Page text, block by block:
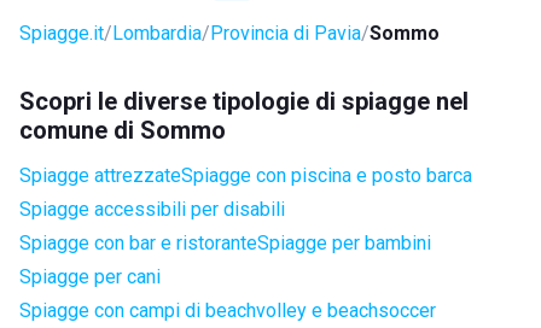
Spiagge.it Lombardia Provincia di Pavia Sommo
Scopri le diverse tipologie di spiagge nel
comune di Sommo
Spiagge attrezzateSpiagge con piscina e posto barca
Spiagge accessibili per disabili
Spiagge con bar e ristoranteSpiagge per bambini
Spiagge per cani
Spiagge con campi di beachvolley e beachsoccer